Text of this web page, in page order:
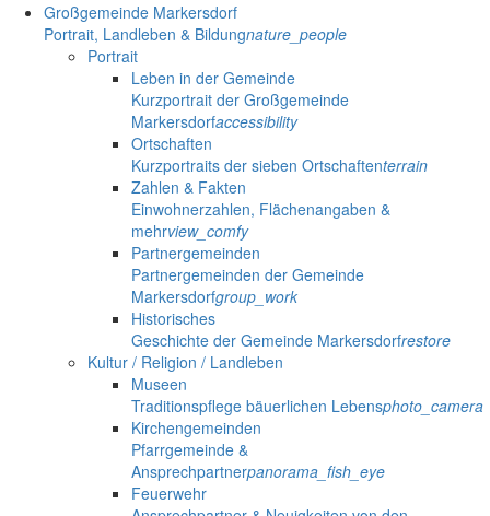
Großgemeinde Markersdorf
Portrait, Landleben & Bildungnature_people
Portrait
Leben in der Gemeinde
Kurzportrait der Großgemeinde
Markersdorfaccessibility
Ortschaften
Kurzportraits der sieben Ortschaftenterrain
Zahlen & Fakten
Einwohnerzahlen, Flächenangaben &
mehrview_comfy
Partnergemeinden
Partnergemeinden der Gemeinde
Markersdorfgroup_work
Historisches
Geschichte der Gemeinde Markersdorfrestore
Kultur / Religion / Landleben
Museen
Traditionspflege bäuerlichen Lebensphoto_camera
Kirchengemeinden
Pfarrgemeinde &
Ansprechpartnerpanorama_fish_eye
Feuerwehr